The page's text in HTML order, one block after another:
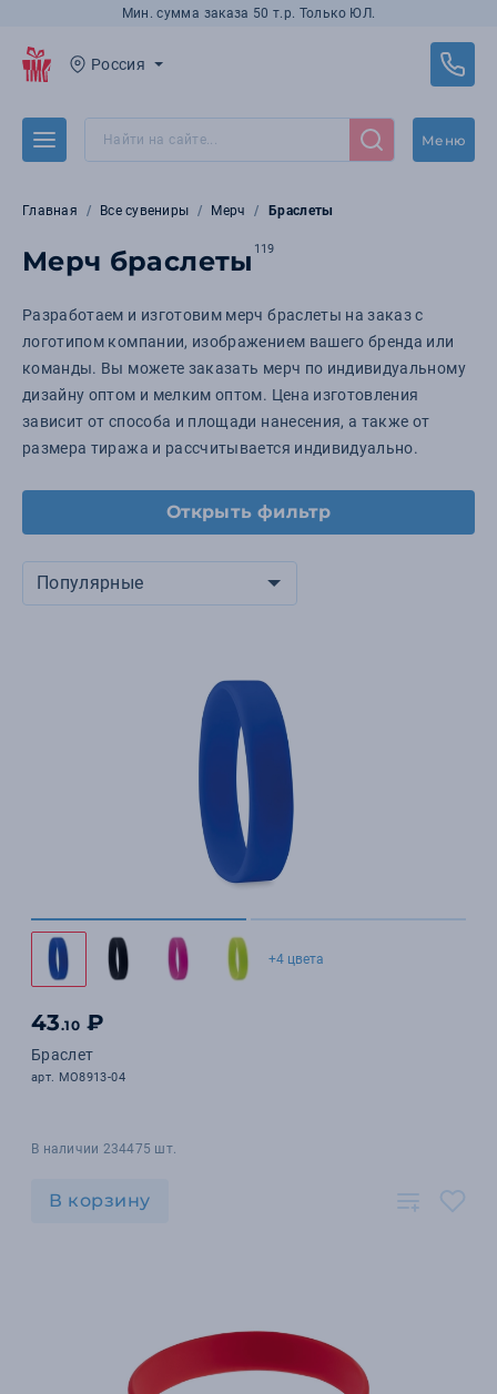
Мин. сумма заказа 50 т.р. Только ЮЛ.
Россия
Меню
Главная Все сувениры Мерч Браслеты
Мерч браслеты 119
Разработаем и изготовим мерч браслеты на заказ с
логотипом компании, изображением вашего бренда или
команды. Вы можете заказать мерч по индивидуальному
дизайну оптом и мелким оптом. Цена изготовления
зависит от способа и площади нанесения, а также от
размера тиража и рассчитывается индивидуально.
Открыть фильтр
Популярные
+4 цвета
43.10 ₽
Браслет
арт. MO8913-04
В наличии 234475 шт.
В корзину